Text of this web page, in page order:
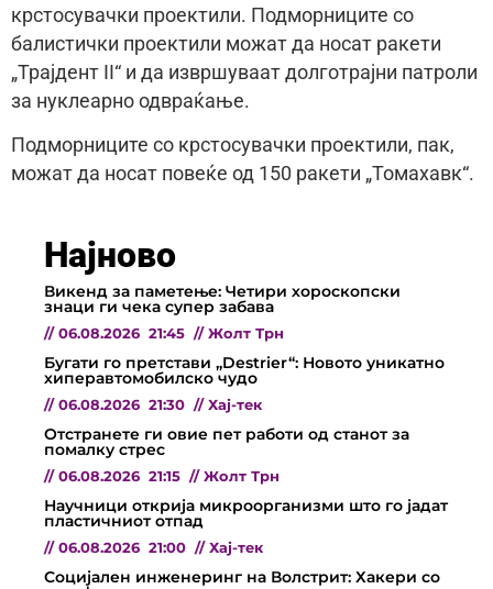
крстосувачки проектили. Подморниците со
балистички проектили можат да носат ракети
„Трајдент II“ и да извршуваат долготрајни патроли
за нуклеарно одвраќање.
Подморниците со крстосувачки проектили, пак,
можат да носат повеќе од 150 ракети „Томахавк“.
Најново
Викенд за паметење: Четири хороскопски
знаци ги чека супер забава
// 06.08.2026 21:45 // Жолт Трн
Бугати го претстави „Destrier“: Новото уникатно
хиперавтомобилско чудо
// 06.08.2026 21:30 // Хај-тек
Отстранете ги овие пет работи од станот за
помалку стрес
// 06.08.2026 21:15 // Жолт Трн
Научници открија микроорганизми што го јадат
пластичниот отпад
// 06.08.2026 21:00 // Хај-тек
Социјален инженеринг на Волстрит: Хакери со